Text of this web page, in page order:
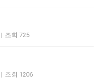
| 조회 725
| 조회 1206